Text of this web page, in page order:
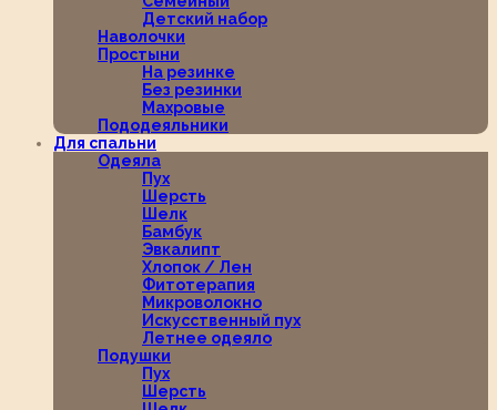
Детский набор
Наволочки
Простыни
На резинке
Без резинки
Махровые
Пододеяльники
Для спальни
Одеяла
Пух
Шерсть
Шелк
Бамбук
Эвкалипт
Хлопок / Лен
Фитотерапия
Микроволокно
Искусственный пух
Летнее одеяло
Подушки
Пух
Шерсть